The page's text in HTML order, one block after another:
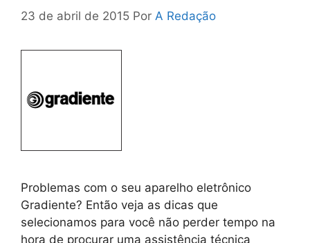
23 de abril de 2015 Por A Redação
Problemas com o seu aparelho eletrônico
Gradiente? Então veja as dicas que
selecionamos para você não perder tempo na
hora de procurar uma assistência técnica